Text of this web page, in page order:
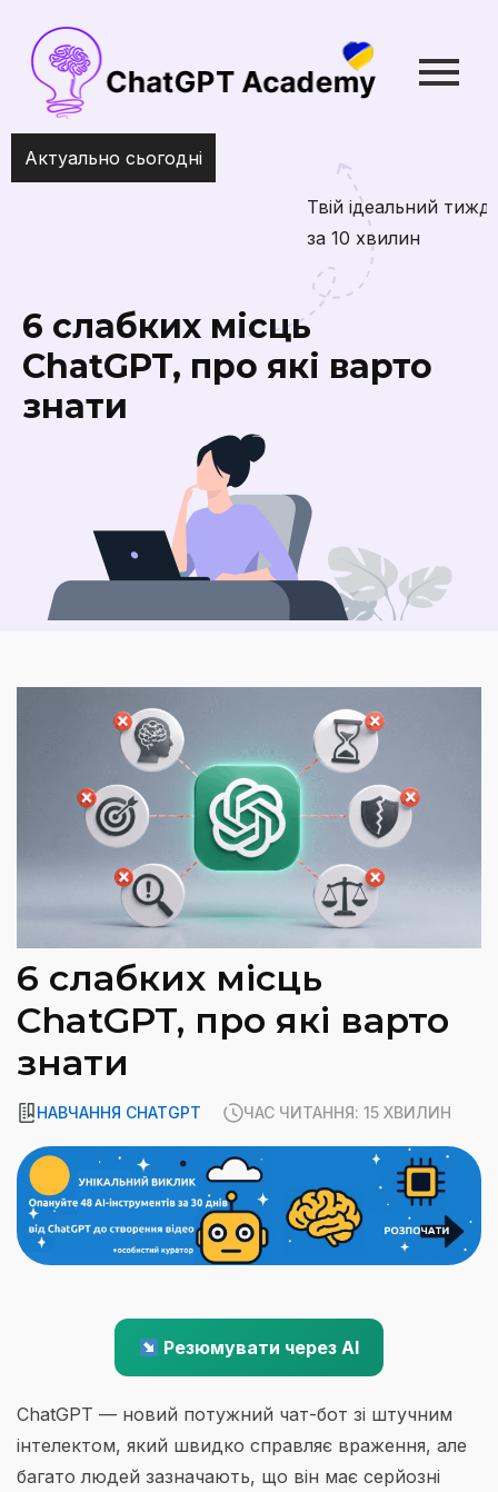
Актуально сьогодні
Твій ідеальний тиждень: планування з ChatGPT
6 слабких місць
ChatGPT, про які варто
знати
6 слабких місць
ChatGPT, про які варто
знати
НАВЧАННЯ CHATGPT ЧАС ЧИТАННЯ: 15 ХВИЛИН
Резюмувати через AI
ChatGPT — новий потужний чат-бот зі штучним
інтелектом, який швидко справляє враження, але
багато людей зазначають, що він має серйозні